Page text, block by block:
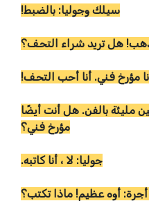
سيلك وجوليا: بالضبط!
هل تريد شراء التحف؟
مؤرخ فني. أنا أحب التحف!
مليئة بالفن. هل أنت أيضًا
مؤرخ فني؟
جوليا: لا ، أنا كاتبه.
أوه عظيم! ماذا تكتب؟